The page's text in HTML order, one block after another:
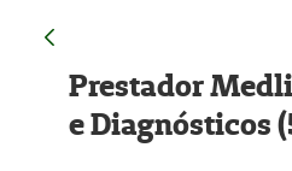
Prestador
e Diagnósticos